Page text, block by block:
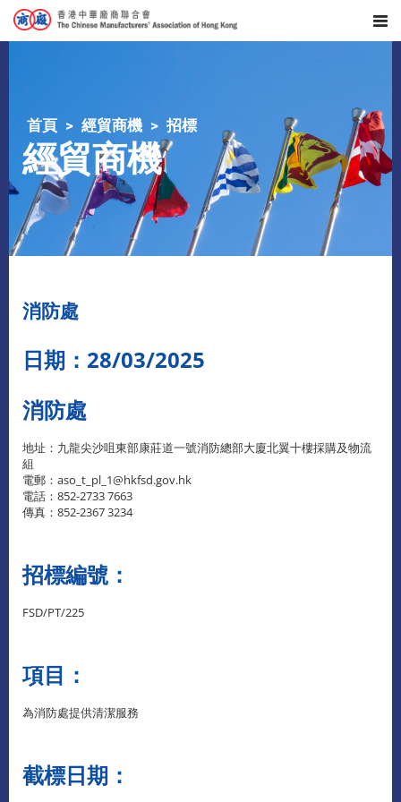
首頁 經貿商機 招標
經貿商機
消防處
日期： 28/03/2025
消防處
地址：九龍尖沙咀東部康莊道一號消防總部大廈北翼十樓採購及物流
組
電郵：aso_t_pl_1@hkfsd.gov.hk
電話：852-2733 7663
傳真：852-2367 3234
招標編號：
FSD/PT/225
項目：
為消防處提供清潔服務
截標日期：